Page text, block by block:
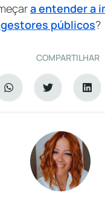
a entender a
públicos?
COMPARTILHAR